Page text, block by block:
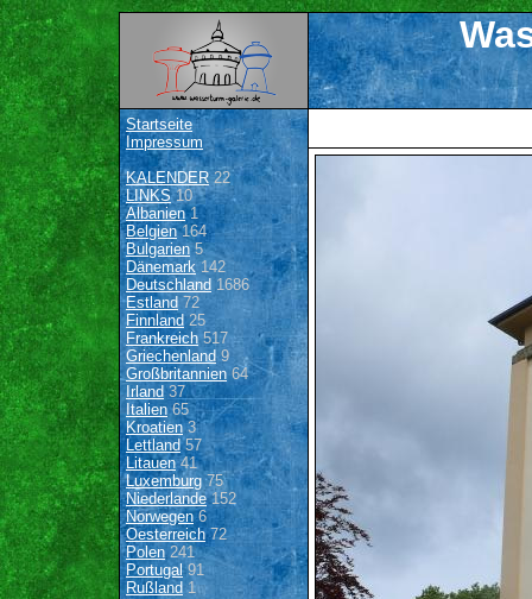
Startseite
Impressum
KALENDER22
LINKS10
Albanien1
Belgien164
Bulgarien 5
Dänemark142
Deutschland 1686
Estland 72
Finnland 25
Frankreich517
Griechenland9
Großbritannien64
Irland 37
Italien65
Kroatien3
Lettland57
Litauen41
Luxemburg 75
Niederlande152
Norwegen6
Oesterreich72
Polen 241
Portugal91
Rußland 1